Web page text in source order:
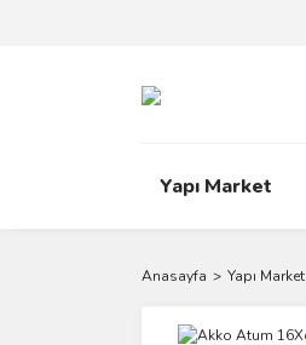
Yapı Market
Anasayfa Yapı Market